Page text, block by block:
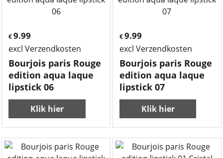
€ 9.99
excl Verzendkosten
Bourjois paris Rouge
edition aqua laque
lipstick 06
Klik hier
€9.99
excl Verzendkosten
Bourjois paris Rouge
edition aqua laque
lipstick 07
Klik hier